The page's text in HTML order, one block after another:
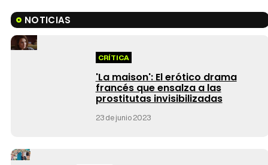
NOTICIAS
CRÍTICA
'La maison': El erótico drama
francés que ensalza a las
prostitutas invisibilizadas
23 de junio 2023